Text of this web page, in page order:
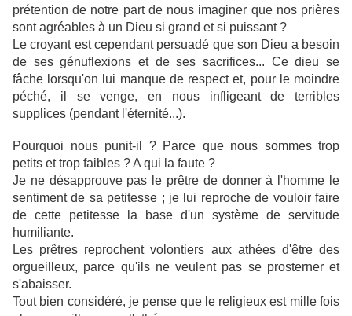
prétention de notre part de nous imaginer que nos prières
sont agréables à un Dieu si grand et si puissant ?
Le croyant est cependant persuadé que son Dieu a besoin
de ses génuflexions et de ses sacrifices... Ce dieu se
fâche lorsqu'on lui manque de respect et, pour le moindre
péché, il se venge, en nous infligeant de terribles
supplices (pendant l'éternité...).
Pourquoi nous punit-il ? Parce que nous sommes trop
petits et trop faibles ? A qui la faute ?
Je ne désapprouve pas le prêtre de donner à l'homme le
sentiment de sa petitesse ; je lui reproche de vouloir faire
de cette petitesse la base d'un système de servitude
humiliante.
Les prêtres reprochent volontiers aux athées d'être des
orgueilleux, parce qu'ils ne veulent pas se prosterner et
s'abaisser.
Tout bien considéré, je pense que le religieux est mille fois